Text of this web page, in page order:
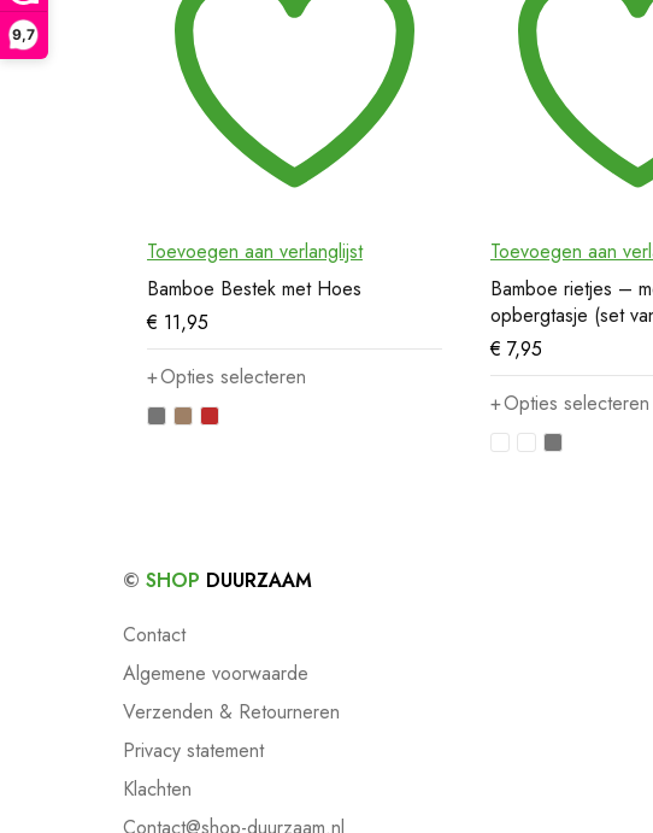
9,7
Toevoegen aan verlanglijst
Bamboe Bestek met Hoes
€ 11,95
Opties selecteren
Toevoegen aan
Bamboe rietjes –
opbergtasje (set
€ 7,95
Opties selecteren
© SHOP DUURZAAM
Contact
Algemene voorwaarde
Verzenden & Retourneren
Privacy statement
Klachten